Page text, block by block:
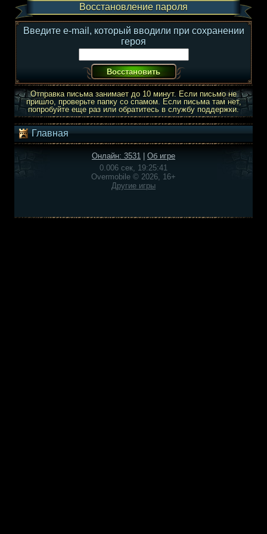
Восстановление пароля
Введите e-mail, который вводили при сохранении
героя
Отправка письма занимает до 10 минут. Если письмо не
пришло, проверьте папку со спамом. Если письма там нет,
попробуйте еще раз или обратитесь в службу поддержки.
Главная
Онлайн: 3531
Об игре
0.006 сек, 19:25:41
Overmobile © 2026, 16+
Другие игры